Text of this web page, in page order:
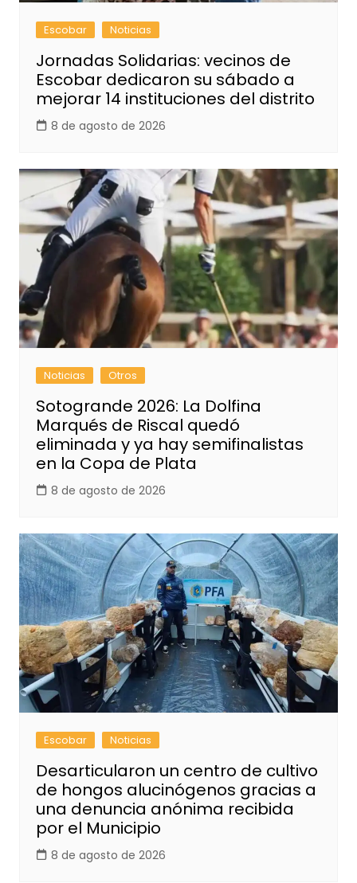
Escobar Noticias
Jornadas Solidarias: vecinos de
Escobar dedicaron su sábado a
mejorar 14 instituciones del distrito
8 de agosto de 2026
Noticias Otros
Sotogrande 2026: La Dolfina
Marqués de Riscal quedó
eliminada y ya hay semifinalistas
en la Copa de Plata
8 de agosto de 2026
Escobar Noticias
Desarticularon un centro de cultivo
de hongos alucinógenos gracias a
una denuncia anónima recibida
por el Municipio
8 de agosto de 2026